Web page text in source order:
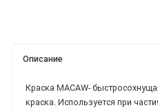
Описание
Краска MACAW-
краска. Используется при